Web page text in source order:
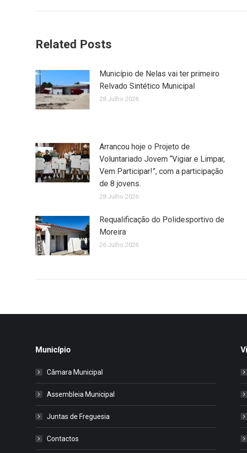
Related Posts
Município de Nelas vai ter primeiro
Relvado Sintético Municipal
28 Julho 2026
Arrancou hoje o Projeto de
Voluntariado Jovem “Vigiar e Limpar,
Vem Participar!”, com a participação
de 8 jovens.
28 Julho 2026
Requalificação do Polidesportivo de
Moreira
26 Julho 2026
Município
Câmara Municipal
Assembleia Municipal
Juntas de Freguesia
Contactos